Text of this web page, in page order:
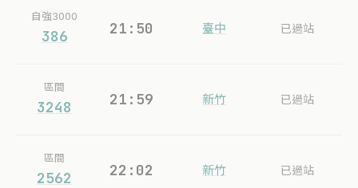
自強3000
386 21:50 臺中 已過站
區間
3248 21:59 新竹 已過站
區間
2562 22:02 新竹 已過站